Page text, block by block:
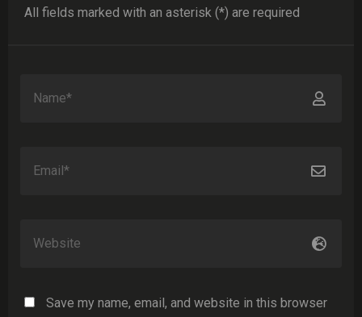
All fields marked with an asterisk (*) are required
Save my name, email, and website in this browser